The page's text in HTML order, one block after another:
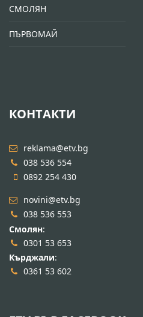
СМОЛЯН
ПЪРВОМАЙ
КОНТАКТИ
reklama@etv.bg
038 536 554
0892 254 430
novini@etv.bg
038 536 553
Смолян:
0301 53 653
Кърджали:
0361 53 602